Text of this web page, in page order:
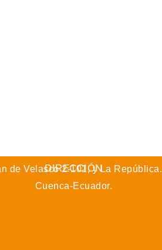
DIRECCIÓN
de Velasco 2-101, y La República.
Cuenca-Ecuador.